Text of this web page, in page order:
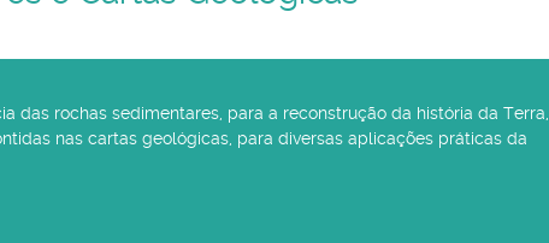
das rochas sedimentares, para a reconstrução da história da Terra,
nas cartas geológicas, para diversas aplicações práticas da